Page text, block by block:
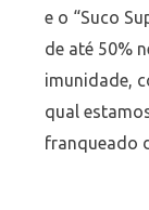
e o “Suco
de até 50%
imunidade,
qual
franqueado